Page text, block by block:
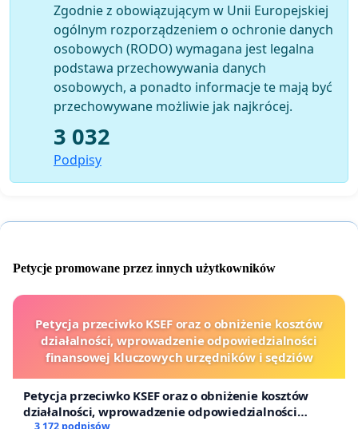
Zgodnie z obowiązującym w Unii Europejskiej
ogólnym rozporządzeniem o ochronie danych
osobowych (RODO) wymagana jest legalna
podstawa przechowywania danych
osobowych, a ponadto informacje te mają być
przechowywane możliwie jak najkrócej.
3 032
Podpisy
Petycje promowane przez innych użytkowników
Petycja przeciwko KSEF oraz o obniżenie kosztów
działalności, wprowadzenie odpowiedzialności
finansowej kluczowych urzędników i sędziów
Petycja przeciwko KSEF oraz o obniżenie kosztów
działalności, wprowadzenie odpowiedzialności
3 172 podpisów